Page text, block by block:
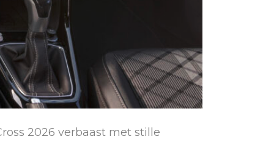
2026 verbaast met stille